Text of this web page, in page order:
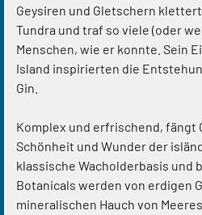
Geysiren und Gletschern
Tundra und traf so viele (oder
Menschen, wie er konnte. Sein
Island inspirierten die
Gin.
Komplex und erfrischend, fängt
Schönheit und Wunder der
klassische Wacholderbasis und
Botanicals werden von erdigen
mineralischen Hauch von